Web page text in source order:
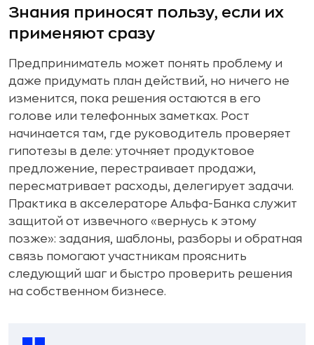
Знания приносят пользу, если их
применяют сразу
Предприниматель может понять проблему и
даже придумать план действий, но ничего не
изменится, пока решения остаются в его
голове или телефонных заметках. Рост
начинается там, где руководитель проверяет
гипотезы в деле: уточняет продуктовое
предложение, перестраивает продажи,
пересматривает расходы, делегирует задачи.
Практика в акселераторе Альфа-Банка служит
защитой от извечного «вернусь к этому
позже»: задания, шаблоны, разборы и обратная
связь помогают участникам прояснить
следующий шаг и быстро проверить решения
на собственном бизнесе.